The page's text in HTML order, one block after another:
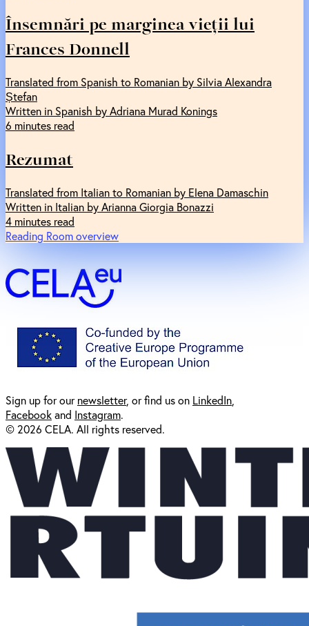
Însemnări pe marginea vieții lui
Frances Donnell
Translated from Spanish to Romanian by Silvia Alexandra
Ștefan
Written in Spanish by Adriana Murad Konings
6 minutes read
Rezumat
Translated from Italian to Romanian by Elena Damaschin
Written in Italian by Arianna Giorgia Bonazzi
4 minutes read
Reading Room overview
Sign up for ournewsletter, or find us on LinkedIn
Facebookand Instagram.
© 2026 CELA. All rights reserved.